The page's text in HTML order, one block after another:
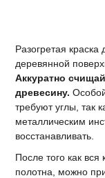
Разогретая краска
деревянной
Аккуратно
древесину.
требуют углы, так
металлическим
восстанавливать.
После того как
полотна, можно